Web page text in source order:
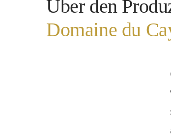
Über den
Domaine du